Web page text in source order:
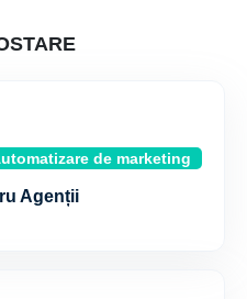
de marketing
Agenții